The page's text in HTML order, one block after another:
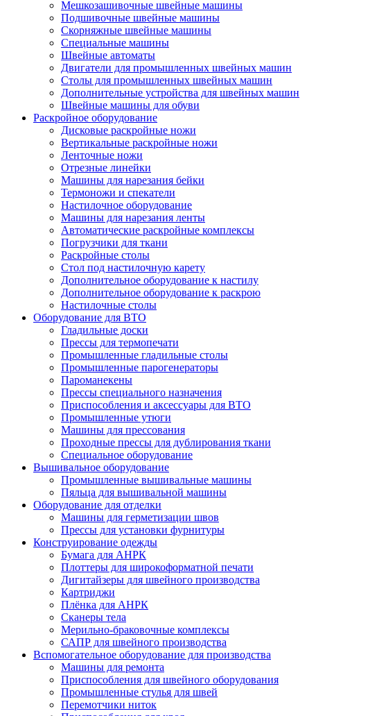
Мешкозашивочные швейные машины
Подшивочные швейные машины
Скорняжные швейные машины
Специальные машины
Швейные автоматы
Двигатели для промышленных швейных машин
Столы для промышленных швейных машин
Дополнительные устройства для швейных машин
Швейные машины для обуви
Раскройное оборудование
Дисковые раскройные ножи
Вертикальные раскройные ножи
Ленточные ножи
Отрезные линейки
Машины для нарезания бейки
Термоножи и спекатели
Настилочное оборудование
Машины для нарезания ленты
Автоматические раскройные комплексы
Погрузчики для ткани
Раскройные столы
Стол под настилочную карету
Дополнительное оборудование к настилу
Дополнительное оборудование к раскрою
Настилочные столы
Оборудование для ВТО
Гладильные доски
Прессы для термопечати
Промышленные гладильные столы
Промышленные парогенераторы
Пароманекены
Прессы специального назначения
Приспособления и аксессуары для ВТО
Промышленные утюги
Машины для прессования
Проходные прессы для дублирования ткани
Специальное оборудование
Вышивальное оборудование
Промышленные вышивальные машины
Пяльца для вышивальной машины
Оборудование для отделки
Машины для герметизации швов
Прессы для установки фурнитуры
Конструирование одежды
Бумага для АНРК
Плоттеры для широкоформатной печати
Дигитайзеры для швейного производства
Картриджи
Плёнка для АНРК
Сканеры тела
Мерильно-браковочные комплексы
САПР для швейного производства
Вспомогательное оборудование для производства
Машины для ремонта
Приспособления для швейного оборудования
Промышленные стулья для швей
Перемотчики ниток